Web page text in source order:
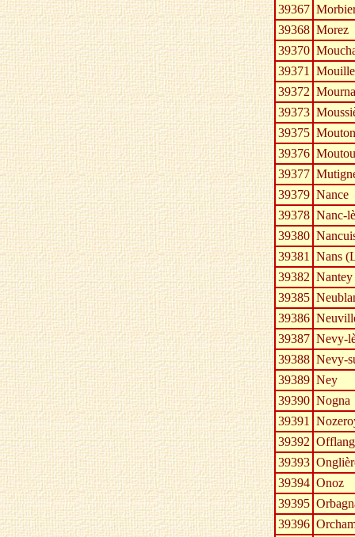
39367
39368 Morez
39370
39371
39372
39373
39375
39376
39377
39379 Nance
39378 Nanc-
39380
39381 Nans
39382 Nantey
39385
39386
39387 Nevy-
39388 Nevy-
39389 Ney
39390 Nogna
39391
39392
39393
39394 Onoz
39395
39396